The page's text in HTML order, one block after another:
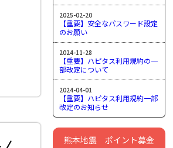
2025-02-20
【重要】安全なパスワード設定
のお願い
2024-11-28
【重要】ハピタス利用規約の一
部改定について
2024-04-01
【重要】ハピタス利用規約一部
改定のお知らせ
熊本地震 ポイント募金